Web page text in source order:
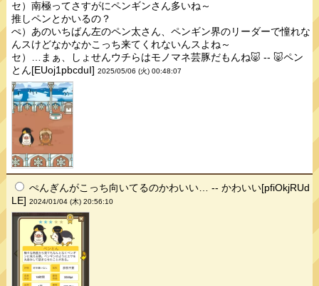
セ）南極ってさすがにペンギンさん多いね～
推しペンとかいるの？
ぺ）あのいちばん左のペン太さん、ペンギン界のリーダーで憧れな
んスけどなかなかこっち来てくれないんスよね～
セ）…まぁ、しょせんウチらはモノマネ芸豚だもんね🐷 -- 🐷ペン
とん[EUoj1pbcduI]2025/05/06 (火) 00:48:07
ぺんぎんがこっち向いてるのかわいい… -- かわいい[pfiOkjRUd
LE]2024/01/04 (木) 20:56:10